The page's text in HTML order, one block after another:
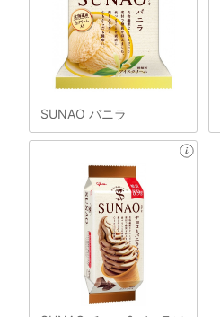
SUNAO バニラ